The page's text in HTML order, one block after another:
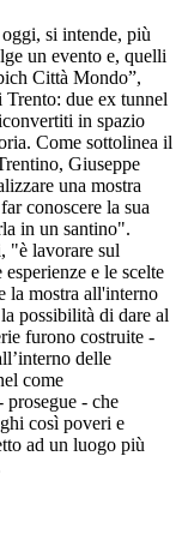
si intende, più
un evento e, quelli
Città Mondo”,
due ex tunnel
in spazio
Come sottolinea il
Giuseppe
una mostra
conoscere la sua
in un santino".
"è lavorare sul
e le scelte
la mostra all'interno
possibilità di dare al
furono costruite -
delle
come
prosegue - che
così poveri e
ad un luogo più